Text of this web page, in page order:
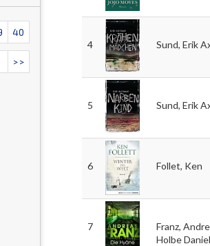
40
>>
4 Sund, Erik
5 Sund, Erik
6 Follet, Ken
7
Franz,
Holbe Daniel